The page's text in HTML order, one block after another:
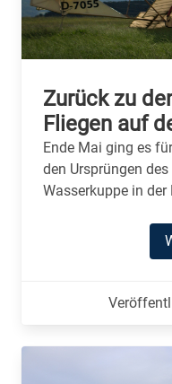
Zurück zu
Fliegen auf
Ende Mai ging es
den Ursprüngen
Wasserkuppe in